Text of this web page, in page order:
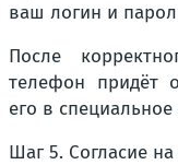
ваш логин и
После
телефон придёт
его в
Шаг 5. Согласие на